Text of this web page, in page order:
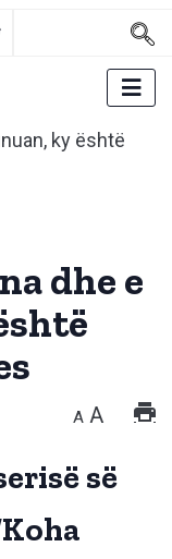
dhe e
A A
së